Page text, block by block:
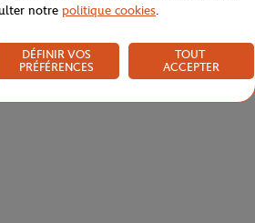
notre politique cookies.
DÉFINIR VOS
PRÉFÉRENCES
TOUT
ACCEPTER